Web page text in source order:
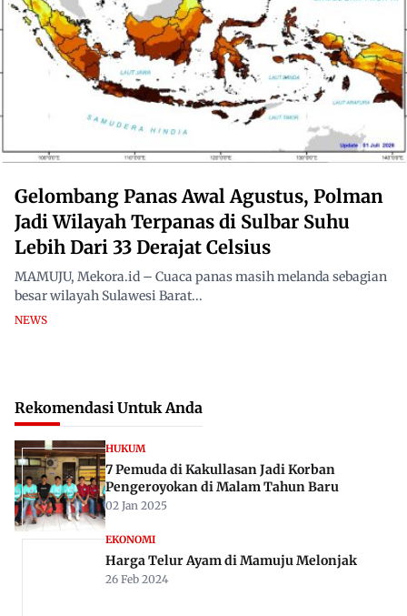
Gelombang Panas Awal Agustus, Polman
Jadi Wilayah Terpanas di Sulbar Suhu
Lebih Dari 33 Derajat Celsius
MAMUJU, Mekora.id – Cuaca panas masih melanda sebagian
besar wilayah Sulawesi Barat...
NEWS
Rekomendasi Untuk Anda
HUKUM
7 Pemuda di Kakullasan Jadi Korban
Pengeroyokan di Malam Tahun Baru
02 Jan 2025
EKONOMI
Harga Telur Ayam di Mamuju Melonjak
26 Feb 2024